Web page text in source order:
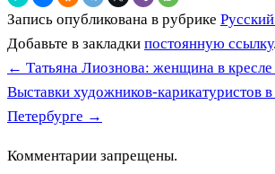
Запись опубликована в рубрике
Добавьте в закладки постоянную ссылку.
← Татьяна Лиознова: женщина в
Выставки художников-карикатуристов
Петербурге →
Комментарии запрещены.